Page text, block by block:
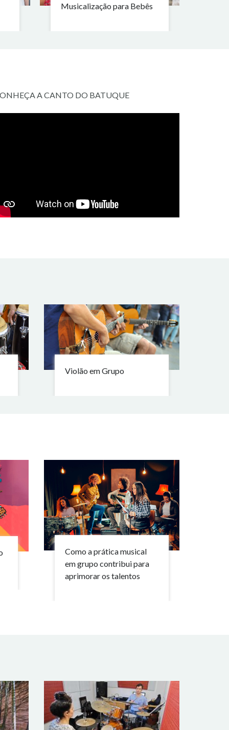
Musicalização para Bebês
A CANTO DO BATUQUE
Violão em Grupo
Como a prática musical
em grupo contribui para
aprimorar os talentos